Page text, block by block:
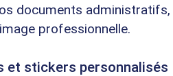
documents
professionnelle.
et stickers personnalisés